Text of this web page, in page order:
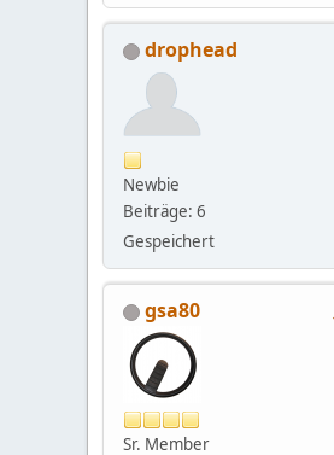
drophead
Newbie
Beiträge: 6
Gespeichert
gsa80
Sr. Member